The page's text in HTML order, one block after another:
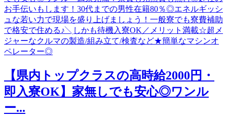
【県内トップクラスの高時給2000円・
即入寮OK】家無しでも安心◎ワンル
ー...